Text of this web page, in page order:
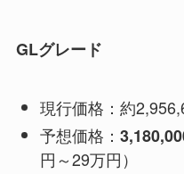
GLグレード
現行価格：約
予想価格：
円～29万円）